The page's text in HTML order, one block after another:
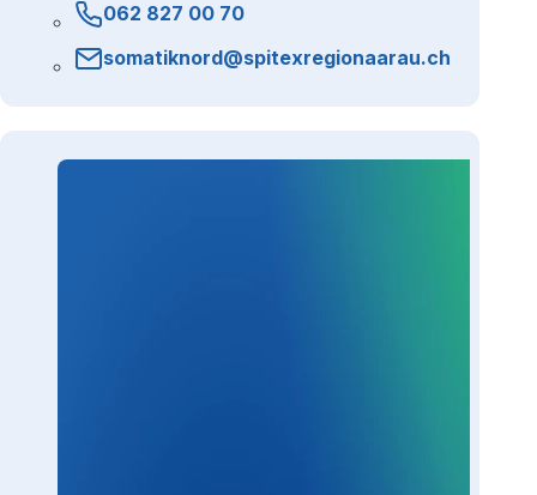
062 827 00 70
somatiknord@spitexregionaarau.ch